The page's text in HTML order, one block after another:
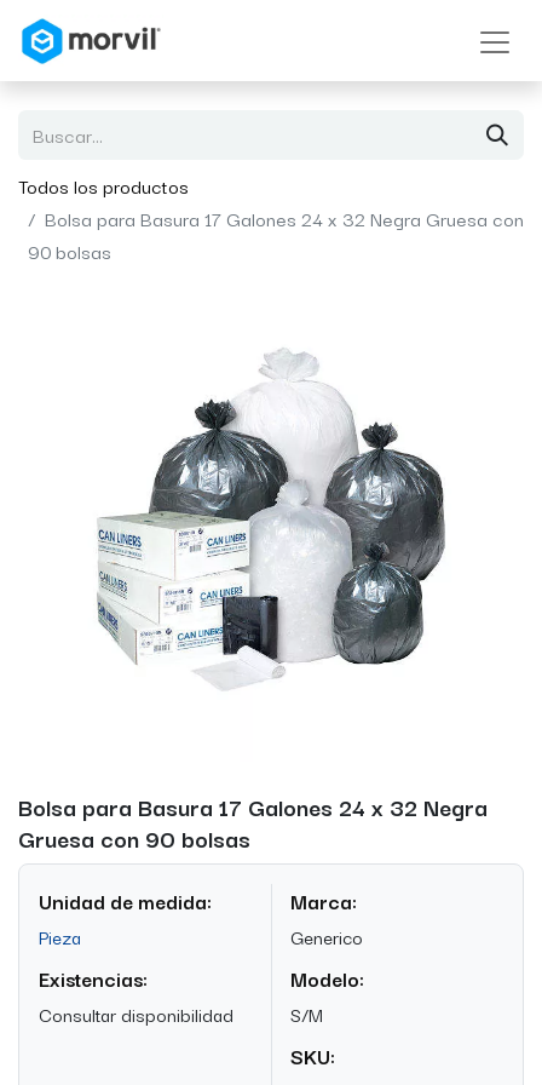
Todos los productos
Bolsa para Basura 17 Galones 24 x 32 Negra Gruesa con
90 bolsas
Bolsa para Basura 17 Galones 24 x 32 Negra
Gruesa con 90 bolsas
Unidad de medida:
Pieza
Existencias:
Consultar disponibilidad
Marca:
Generico
Modelo:
S/M
SKU: